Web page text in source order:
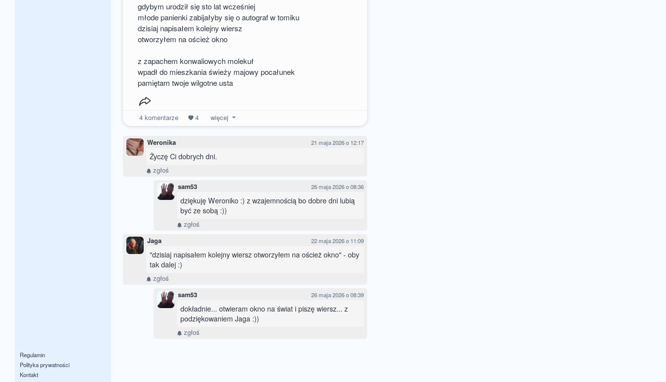
Regulamin
Polityka prywatności
Kontakt
gdybym urodził się sto lat wcześniej
młode panienki zabijałyby się o autograf w tomiku
dzisiaj napisałem kolejny wiersz
otworzyłem na oścież okno
z zapachem konwaliowych molekuł
wpadł do mieszkania świeży majowy pocałunek
pamiętam twoje wilgotne usta
4komentarze 4 więcej
Weronika 21 maja 2026 o 12:17
Życzę Ci dobrych dni.
zgłoś
sam53 26 maja 2026 o 08:36
dziękuję Weroniko :) z wzajemnością bo dobre dni lubią
być ze sobą :))
zgłoś
Jaga 22 maja 2026 o 11:09
"dzisiaj napisałem kolejny wiersz otworzyłem na oścież okno" - oby
tak dalej :)
zgłoś
sam53 26 maja 2026 o 08:39
dokładnie... otwieram okno na świat i piszę wiersz... z
podziękowaniem Jaga :))
zgłoś